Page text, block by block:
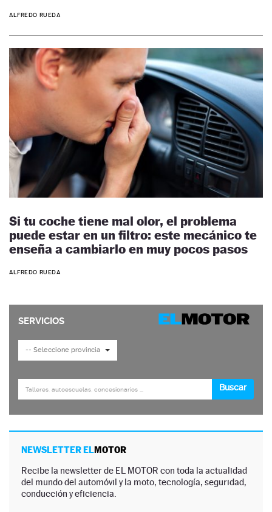
ALFREDO RUEDA
Si tu coche tiene mal olor, el problema
puede estar en un filtro: este mecánico te
enseña a cambiarlo en muy pocos pasos
ALFREDO RUEDA
NEWSLETTER ELMOTOR
Recibe la newsletter de EL MOTOR con toda la actualidad
del mundo del automóvil y la moto, tecnología, seguridad,
conducción y eficiencia.